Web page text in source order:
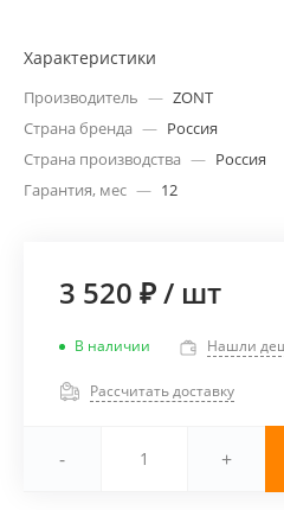
Характеристики
Производитель — ZONT
Страна бренда — Россия
Страна производства — Россия
Гарантия, мес — 12
3 520 ₽/ шт
В наличии Нашли
Рассчитать доставку
- +